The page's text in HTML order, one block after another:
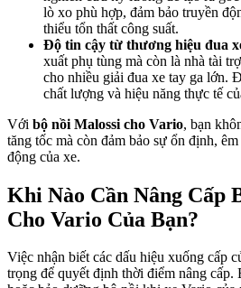
lò xo phù hợp, đảm bảo truyền
thiểu tổn thất công suất.
Độ tin cậy từ thương hiệu đua
xuất phụ tùng mà còn là nhà tài
cho nhiều giải đua xe tay ga lớn.
chất lượng và hiệu năng thực tế
Với bộ nồi Malossi cho Vario, bạn
tăng tốc mà còn đảm bảo sự ổn định,
động của xe.
Khi Nào Cần Nâng Cấp
Cho Vario Của Bạn?
Việc nhận biết các dấu hiệu xuống cấp
trọng để quyết định thời điểm nâng cấp.